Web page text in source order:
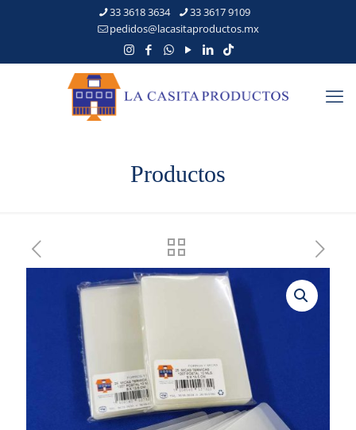
33 3618 3634
33 3617 9109
pedidos@lacasitaproductos.mx
Productos